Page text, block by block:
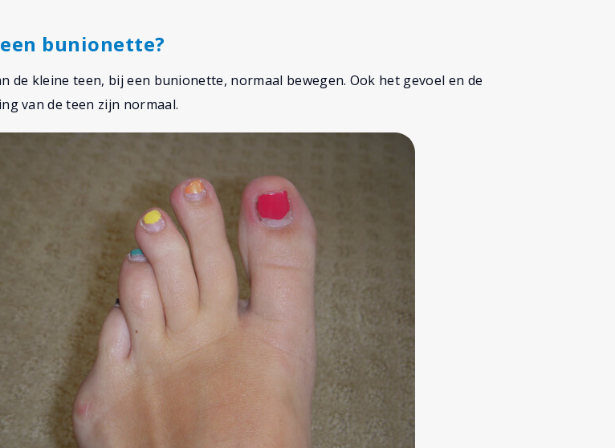
bunionette?
de kleine teen, bij een bunionette, normaal bewegen. Ook het gevoel en de
van de teen zijn normaal.